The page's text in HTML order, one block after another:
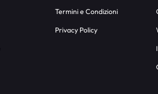
Termini e Condizioni
Privacy Policy